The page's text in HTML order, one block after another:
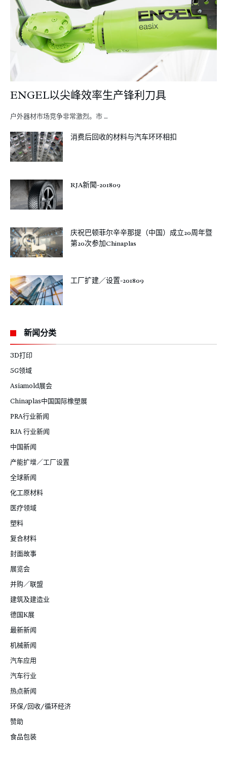
ENGEL以尖峰效率生产锋利刀具
户外器材市场竞争非常激烈。市 …
消费后回收的材料与汽车环环相扣
RJA新聞-201809
庆祝巴顿菲尔辛辛那提（中国）成立20周年暨
第20次参加Chinaplas
工厂扩建／设置-201809
新闻分类
3D打印
5G领域
Asiamold展会
Chinaplas中国国际橡塑展
PRA行业新闻
RJA 行业新闻
中国新闻
产能扩增／工厂设置
全球新闻
化工原材料
医疗领域
塑料
复合材料
封面故事
展览会
并购／联盟
建筑及建造业
德国K展
最新新闻
机械新闻
汽车应用
汽车行业
热点新闻
环保/回收/循环经济
赞助
食品包装